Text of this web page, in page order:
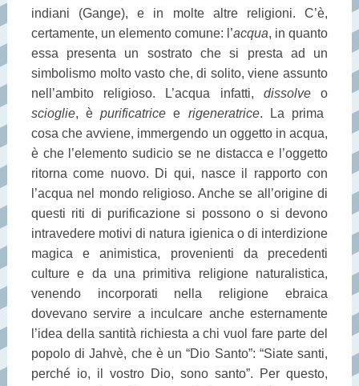
indiani (Gange), e in molte altre religioni. C’è,
certamente, un elemento comune: l’acqua, in quanto
essa presenta un sostrato che si presta ad un
simbolismo molto vasto che, di solito, viene assunto
nell’ambito religioso. L’acqua infatti, dissolveo
scioglie, èpurificatrice e rigeneratrice. La prima
cosa che avviene, immergendo un oggetto in acqua,
è che l’elemento sudicio se ne distacca e l’oggetto
ritorna come nuovo. Di qui, nasce il rapporto con
l’acqua nel mondo religioso. Anche se all’origine di
questi riti di purificazione si possono o si devono
intravedere motivi di natura igienica o di interdizione
magica e animistica, provenienti da precedenti
culture e da una primitiva religione naturalistica,
venendo incorporati nella religione ebraica
dovevano servire a inculcare anche esternamente
l’idea della santità richiesta a chi vuol fare parte del
popolo di Jahvè, che è un “Dio Santo”: “Siate santi,
perché io, il vostro Dio, sono santo”. Per questo,